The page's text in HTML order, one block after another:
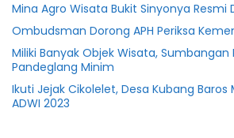
Mina Agro Wisata Bukit Sinyonya Resmi
Ombudsman Dorong APH Periksa
Miliki Banyak Objek Wisata, Sumbangan
Pandeglang Minim
Ikuti Jejak Cikolelet, Desa Kubang Baros
ADWI 2023